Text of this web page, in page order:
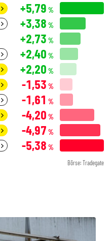
+5,79 %
+3,38 %
+2,73 %
+2,40 %
+2,20 %
-1,53 %
-1,61 %
-4,20 %
-4,97 %
-5,38 %
Börse: Tradegate